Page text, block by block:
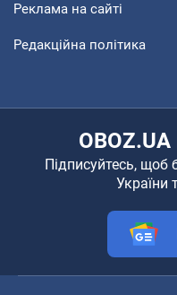
Реклама на сайті
Редакційна політика
Підписуйтесь, щоб
України